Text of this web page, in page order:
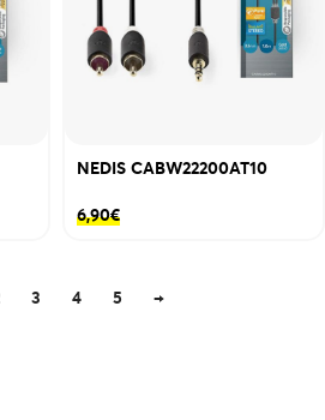
NEDIS CABW22200AT10
6,90€
3 4 5 →